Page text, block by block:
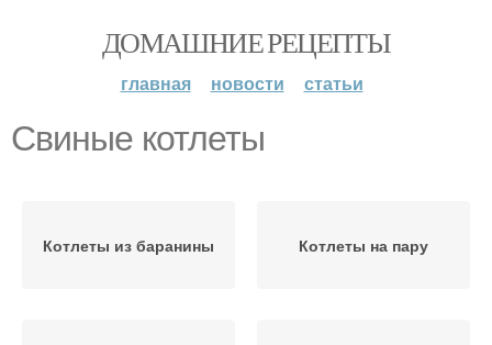
ДОМАШНИЕ РЕЦЕПТЫ
главная новости статьи
Свиные котлеты
Котлеты из баранины Котлеты на пару